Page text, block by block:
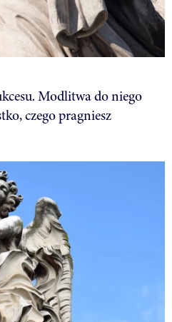
Modlitwa do niego
czego pragniesz